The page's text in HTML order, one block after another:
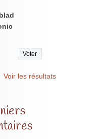
Voir les résultats